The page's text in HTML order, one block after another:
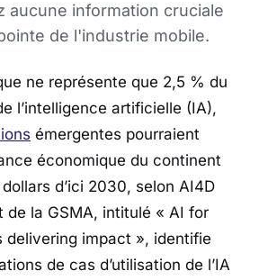
aucune information cruciale
de l'industrie mobile.
ne représente que 2,5 % du
l’intelligence artificielle (IA),
émergentes pourraient
économique du continent
d’ici 2030, selon AI4D
de la GSMA, intitulé « AI for
delivering impact », identifie
de cas d’utilisation de l’IA